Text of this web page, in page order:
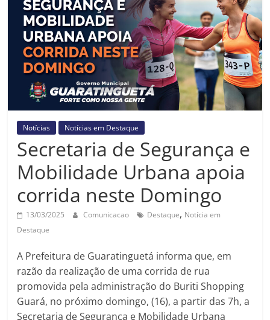
Prefeitura
Estância
Turística
Guaratinguetá
Notícias Notícias em Destaque
Secretaria de Segurança e
Mobilidade Urbana apoia
corrida neste Domingo
13/03/2025 Comunicacao Destaque, Notícia em
Destaque
A Prefeitura de Guaratinguetá informa que, em
razão da realização de uma corrida de rua
promovida pela administração do Buriti Shopping
Guará, no próximo domingo, (16), a partir das 7h, a
Secretaria de Segurança e Mobilidade Urbana